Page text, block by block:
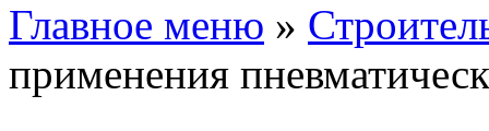
Главное меню »
применения